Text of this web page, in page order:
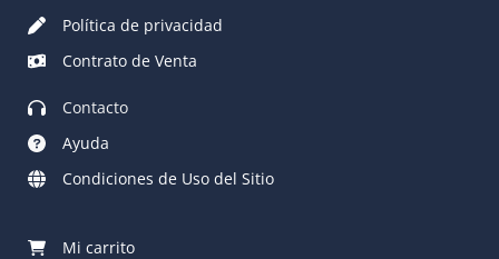
Política de privacidad
Contrato de Venta
Contacto
Ayuda
Condiciones de Uso del Sitio
Mi carrito